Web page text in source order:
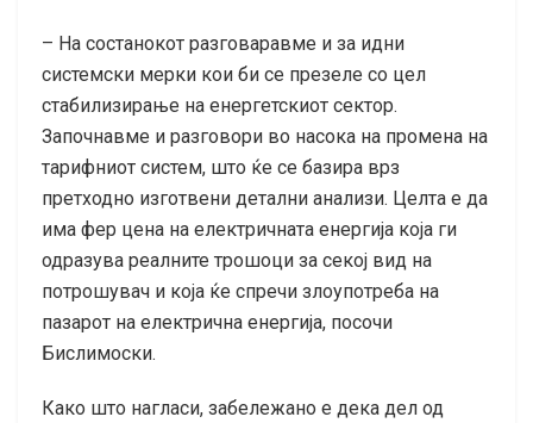
– На состанокот разговаравме и за идни
системски мерки кои би се презеле со цел
стабилизирање на енергетскиот сектор.
Започнавме и разговори во насока на промена на
тарифниот систем, што ќе се базира врз
претходно изготвени детални анализи. Целта е да
има фер цена на електричната енергија која ги
одразува реалните трошоци за секој вид на
потрошувач и која ќе спречи злоупотреба на
пазарот на електрична енергија, посочи
Бислимоски.
Како што нагласи, забележано е дека дел од